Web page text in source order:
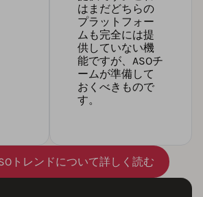
はまだどちらの
プラットフォー
ムも完全には提
供していない機
能ですが、ASOチ
ームが準備して
おくべきもので
す。
トレンドについて詳しく読む